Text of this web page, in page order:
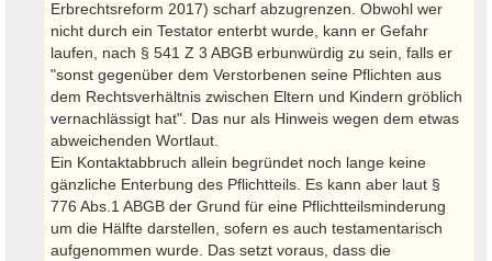
Erbrechtsreform 2017) scharf abzugrenzen. Obwohl wer
nicht durch ein Testator enterbt wurde, kann er Gefahr
laufen, nach § 541 Z 3 ABGB erbunwürdig zu sein, falls er
"sonst gegenüber dem Verstorbenen seine Pflichten aus
dem Rechtsverhältnis zwischen Eltern und Kindern gröblich
vernachlässigt hat". Das nur als Hinweis wegen dem etwas
abweichenden Wortlaut.
Ein Kontaktabbruch allein begründet noch lange keine
gänzliche Enterbung des Pflichtteils. Es kann aber laut §
776 Abs.1 ABGB der Grund für eine Pflichtteilsminderung
um die Hälfte darstellen, sofern es auch testamentarisch
aufgenommen wurde. Das setzt voraus, dass die